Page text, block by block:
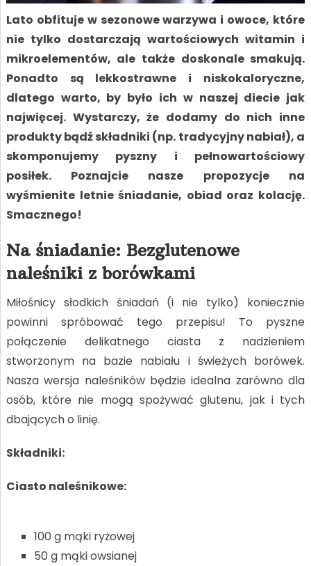
Lato obfituje w sezonowe warzywa i owoce, które
nie tylko dostarczają wartościowych witamin i
mikroelementów, ale także doskonale smakują.
Ponadto są lekkostrawne i niskokaloryczne,
dlatego warto, by było ich w naszej diecie jak
najwięcej. Wystarczy, że dodamy do nich inne
produkty bądź składniki (np. tradycyjny nabiał), a
skomponujemy pyszny i pełnowartościowy
posiłek. Poznajcie nasze propozycje na
wyśmienite letnie śniadanie, obiad oraz kolację.
Smacznego!
Na śniadanie: Bezglutenowe
naleśniki z borówkami
Miłośnicy słodkich śniadań (i nie tylko) koniecznie
powinni spróbować tego przepisu! To pyszne
połączenie delikatnego ciasta z nadzieniem
stworzonym na bazie nabiału i świeżych borówek.
Nasza wersja naleśników będzie idealna zarówno dla
osób, które nie mogą spożywać glutenu, jak i tych
dbających o linię.
Składniki:
Ciasto naleśnikowe:
100 g mąki ryżowej
50 g mąki owsianej